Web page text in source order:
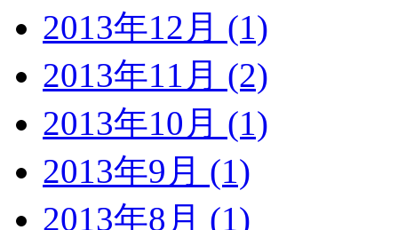
2013年12月 (1)
2013年11月 (2)
2013年10月 (1)
2013年9月 (1)
2013年8月 (1)